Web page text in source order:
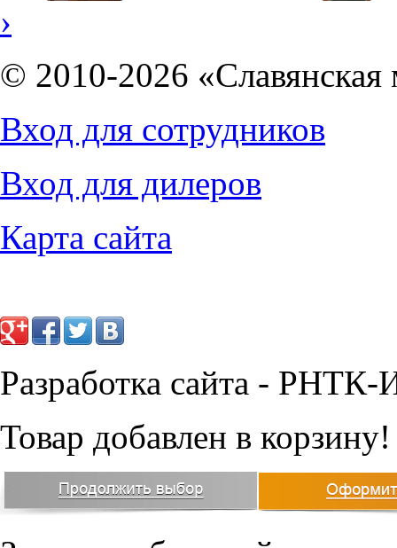
›
© 2010-2026 «Славянская
Вход для сотрудников
Вход для дилеров
Карта сайта
Разработка сайта - РНТК-
Товар добавлен в корзину!